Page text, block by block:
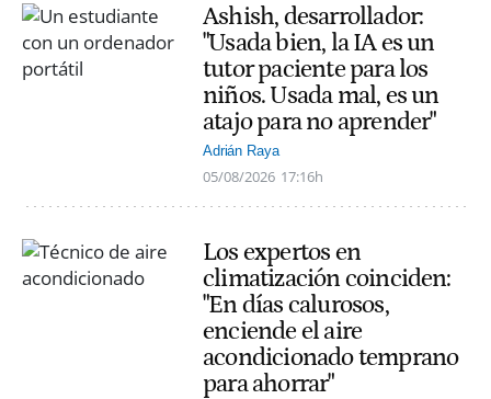
Ashish, desarrollador:
"Usada bien, la IA es un
tutor paciente para los
niños. Usada mal, es un
atajo para no aprender"
Adrián Raya
05/08/2026 17:16h
Los expertos en
climatización coinciden:
"En días calurosos,
enciende el aire
acondicionado temprano
para ahorrar"